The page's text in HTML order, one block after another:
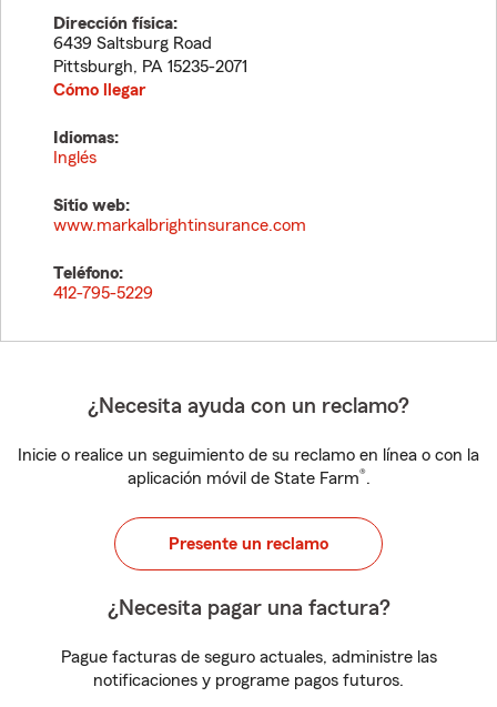
Dirección física:
6439 Saltsburg Road
Pittsburgh, PA 15235-2071
Cómo llegar
Idiomas:
Inglés
Sitio web:
www.markalbrightinsurance.com
Teléfono:
412-795-5229
¿Necesita ayuda con un reclamo?
Inicie o realice un seguimiento de su reclamo en línea o con la
aplicación móvil de State Farm®.
Presente un reclamo
¿Necesita pagar una factura?
Pague facturas de seguro actuales, administre las
notificaciones y programe pagos futuros.